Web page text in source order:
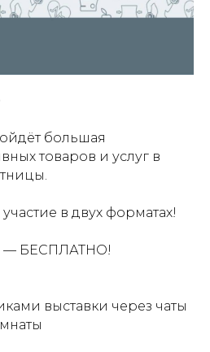
большая
товаров и услуг в
в двух форматах!
— БЕСПЛАТНО!
выставки через чаты